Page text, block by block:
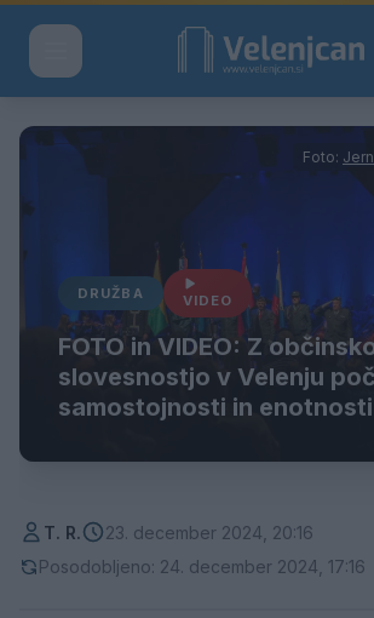
Foto:
DRUŽBA VIDEO
FOTO in VIDEO: Z
slovesnostjo v Velenju
samostojnosti in enotnosti
T. R.
23. december 2024, 20:16
Posodobljeno: 24. december 2024, 17:16